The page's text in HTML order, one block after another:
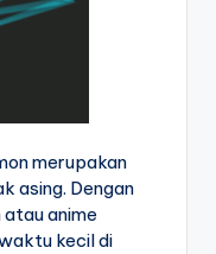
merupakan
asing. Dengan
anime
kecil di